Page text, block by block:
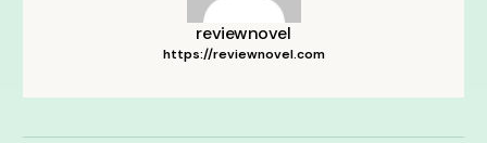
reviewnovel
https://reviewnovel.com